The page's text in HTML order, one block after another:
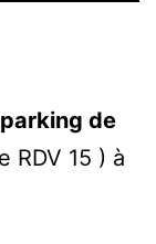
parking de
RDV 15 ) à